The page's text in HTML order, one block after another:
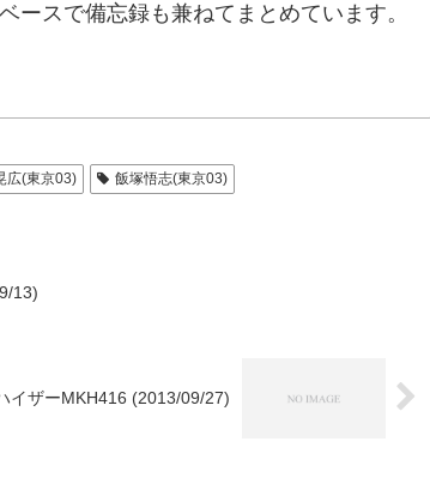
ースで備忘録も兼ねてまとめています。
広(東京03) 飯塚悟志(東京03)
13)
イザーMKH416 (2013/09/27)